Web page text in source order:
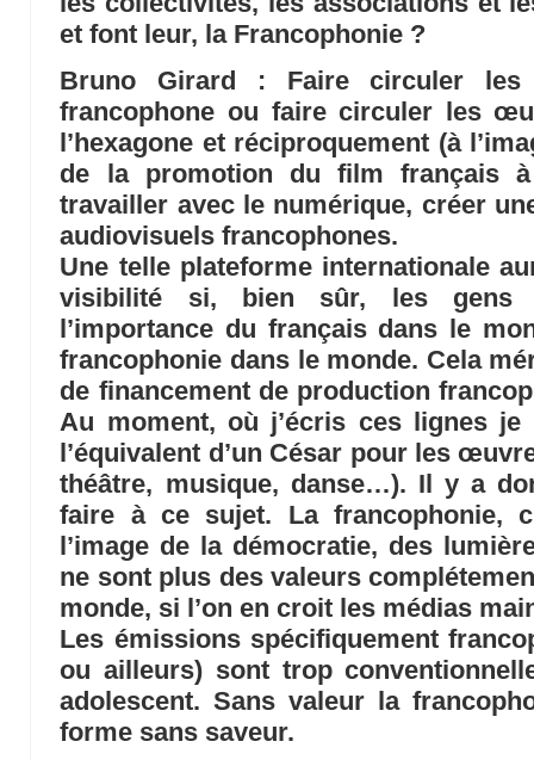
et font leur, la Francophonie ?
Bruno Girard : Faire circuler les
francophone ou faire circuler les
l’hexagone et réciproquement (à
de la promotion du film français
travailler avec le numérique, créer
audiovisuels francophones.
Une telle plateforme internationale
visibilité si, bien sûr, les gens
l’importance du français dans le
francophonie dans le monde. Cela
de financement de production
Au moment, où j’écris ces lignes je
l’équivalent d’un César pour les
théâtre, musique, danse…). Il y a
faire à ce sujet. La francophonie,
l’image de la démocratie, des
ne sont plus des valeurs
monde, si l’on en croit les médias
Les émissions spécifiquement
ou ailleurs) sont trop
adolescent. Sans valeur la
forme sans saveur.